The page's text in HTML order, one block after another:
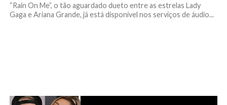
“Rain On Me”, o tão aguardado dueto entre as estrelas Lady
Gaga e Ariana Grande, já está disponível nos serviços de áudio...